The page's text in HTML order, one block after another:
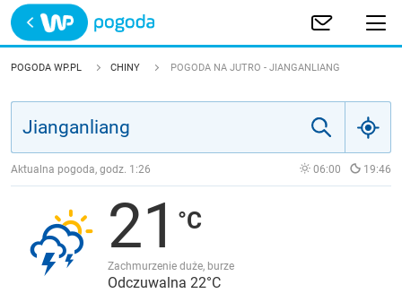
Trwa ładowanie
POLSKA
JAKOŚĆ POWIETRZA
POGODA WP.PL CHINY POGODA NA JUTRO - JIANGANLIANG
Aktualna pogoda, godz. 1:26 06:00 19:46
21
Zachmurzenie duże, burze
Odczuwalna 22°C